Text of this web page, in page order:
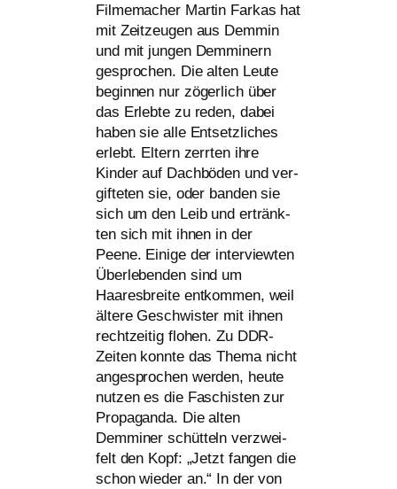
Filmemacher Martin Farkas hat
mit Zeitzeugen aus Demmin
und mit jun­gen Demminern
gespro­chen. Die alten Leute
begin­nen nur zöger­lich über
das Erlebte zu reden, dabei
haben sie alle Entsetzliches
erlebt. Eltern zerr­ten ihre
Kinder auf Dachböden und ver­
gif­te­ten sie, oder ban­den sie
sich um den Leib und ertränk­
ten sich mit ihnen in der
Peene. Einige der inter­view­ten
Überlebenden sind um
Haaresbreite ent­kom­men, weil
älte­re Geschwister mit ihnen
recht­zei­tig flo­hen. Zu DDR-
Zeiten konn­te das Thema nicht
ange­spro­chen wer­den, heu­te
nut­zen es die Faschisten zur
Propaganda. Die alten
Demminer schüt­teln ver­zwei­
felt den Kopf: „Jetzt fan­gen die
schon wie­der an.“ In der von